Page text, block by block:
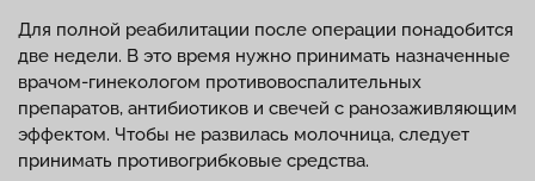
Для полной реабилитации после операции понадобится
две недели. В это время нужно принимать назначенные
врачом-гинекологом противовоспалительных
препаратов, антибиотиков и свечей с ранозаживляющим
эффектом. Чтобы не развилась молочница, следует
принимать противогрибковые средства.